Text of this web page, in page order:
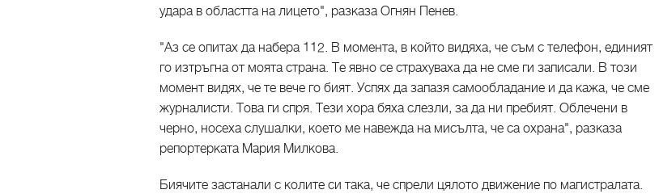
удара в областта на лицето", разказа Огнян Пенев.
"Аз се опитах да набера 112. В момента, в който видяха, че съм с телефон, единият
го изтръгна от моята страна. Те явно се страхуваха да не сме ги записали. В този
момент видях, че те вече го бият. Успях да запазя самообладание и да кажа, че сме
журналисти. Това ги спря. Тези хора бяха слезли, за да ни пребият. Облечени в
черно, носеха слушалки, което ме навежда на мисълта, че са охрана", разказа
репортерката Мария Милкова.
Биячите застанали с колите си така, че спрели цялото движение по магистралата.